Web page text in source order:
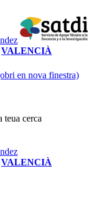
VALENCIÀ
en nova finestra)
teua cerca
VALENCIÀ